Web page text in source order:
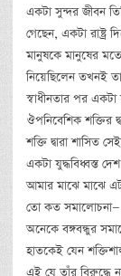
একটা সুন্দর জীবন
গেছেন, একটা রাষ্ট্র
মানুষকে মানুষের
নিয়েছিলেন তখনই
স্বাধীনতার পর
ঔপনিবেশিক শক্তির
শক্তি দ্বারা শাসিত
একটা যুদ্ধবিধ্বস্ত
আমার মাঝে মাঝে
তো কত সমালোচনা—
অনেকে বঙ্গবন্ধুর
হাতকেই যেন